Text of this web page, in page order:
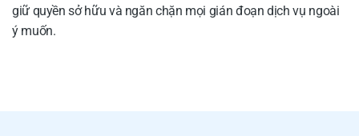
giữ quyền sở hữu và ngăn chặn mọi gián đoạn dịch vụ ngoài
ý muốn.